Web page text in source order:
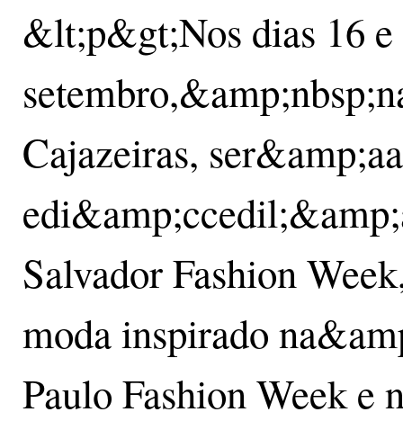
&lt;p&gt;Nos dias 16 e
Cajazeiras,
Salvador Fashion
moda inspirado
Paulo Fashion Week e